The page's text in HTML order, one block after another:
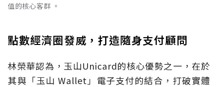
值的核心客群 。
點數經濟圈發威，打造隨身支付顧問
林榮華認為，玉山Unicard的核心優勢之一，在於
其與「玉山 Wallet」電子支付的結合，打破實體